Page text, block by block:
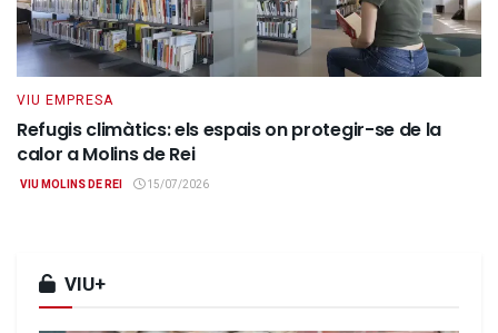
VIU EMPRESA
Refugis climàtics: els espais on protegir-se de la
calor a Molins de Rei
VIU MOLINS DE REI 15/07/2026
VIU+